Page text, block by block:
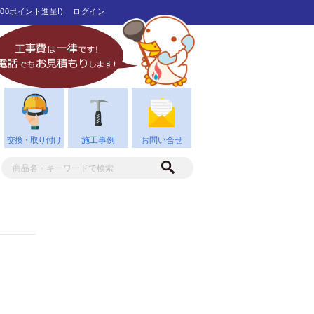
ポイント進呈!) ログイン
交換・取り付け 施工事例 お問い合せ